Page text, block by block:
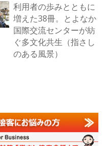
利用者の歩みとともに
増えた38冊。とよなか
国際交流センターが紡
ぐ多文化共生（指さし
のある風景）